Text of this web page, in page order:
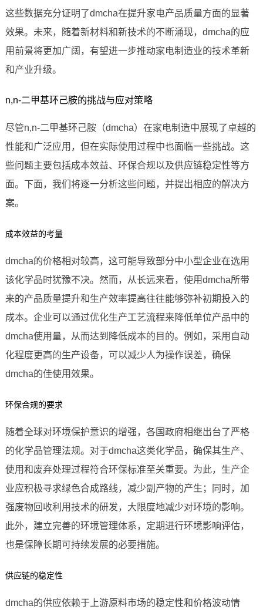
这些数据充分证明了dmcha在提升家电产品质量方面的显著
效果。未来，随着新材料和新技术的不断涌现，dmcha的应
用前景将更加广阔，有望进一步推动家电制造业的技术革新
和产业升级。
n,n-二甲基环己胺的挑战与应对策略
尽管n,n-二甲基环己胺（dmcha）在家电制造中展现了卓越的
性能和广泛应用，但在实际使用过程中也面临一些挑战。这
些问题主要包括成本效益、环保合规以及供应链稳定性等方
面。下面，我们将逐一分析这些问题，并提出相应的解决方
案。
成本效益的考量
dmcha的价格相对较高，这可能导致部分中小型企业在选用
该化学品时犹豫不决。然而，从长远来看，使用dmcha所带
来的产品质量提升和生产效率提高往往能够弥补初期投入的
成本。企业可以通过优化生产工艺流程来降低单位产品中的
dmcha使用量，从而达到降低成本的目的。例如，采用自动
化程度更高的生产设备，可以减少人为操作误差，确保
dmcha的佳使用效果。
环保合规的要求
随着全球对环境保护意识的增强，各国政府相继出台了严格
的化学品管理法规。对于dmcha这类化学品，确保其生产、
使用和废弃处理过程符合环保标准至关重要。为此，生产企
业应积极寻求绿色合成路线，减少副产物的产生；同时，加
强废物回收利用技术的研发，大限度地减少对环境的影响。
此外，建立完善的环境管理体系，定期进行环境影响评估，
也是保障长期可持续发展的必要措施。
供应链的稳定性
dmcha的供应依赖于上游原料市场的稳定性和价格波动情